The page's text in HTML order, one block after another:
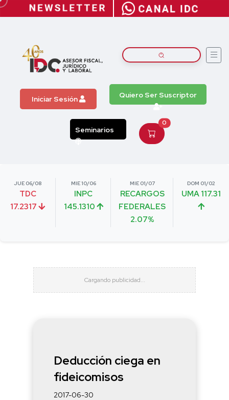
Iniciar Sesión Quiero Ser Suscriptor
Seminarios
0
JUE 06/08
TDC
17.2317
MIE 10/06
INPC
145.1310
MIE 01/07
RECARGOS
FEDERALES
2.07%
DOM 01/02
UMA 117.31
Deducción ciega en
fideicomisos
2017-06-30